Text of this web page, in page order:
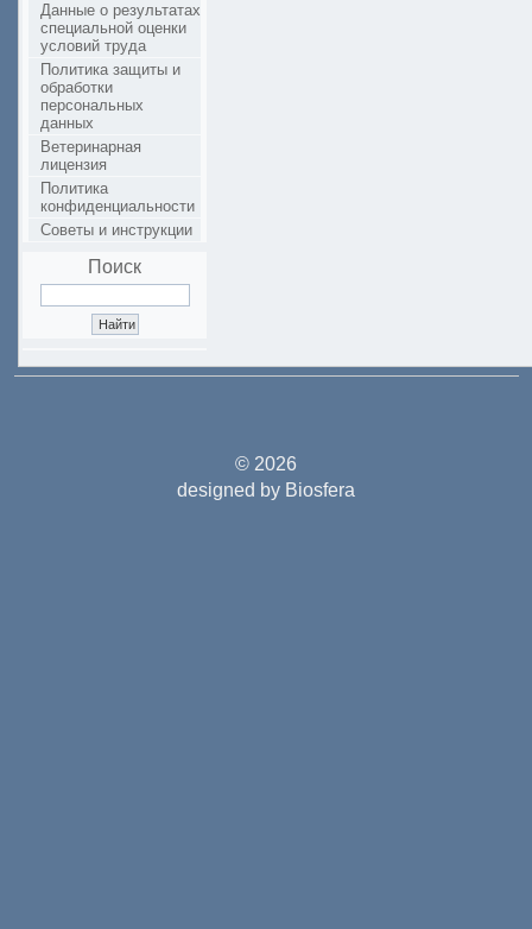
Данные о результатах
специальной оценки
условий труда
Политика защиты и
обработки
персональных
данных
Ветеринарная
лицензия
Политика
конфиденциальности
Советы и инструкции
Поиск
© 2026
designed by Biosfera